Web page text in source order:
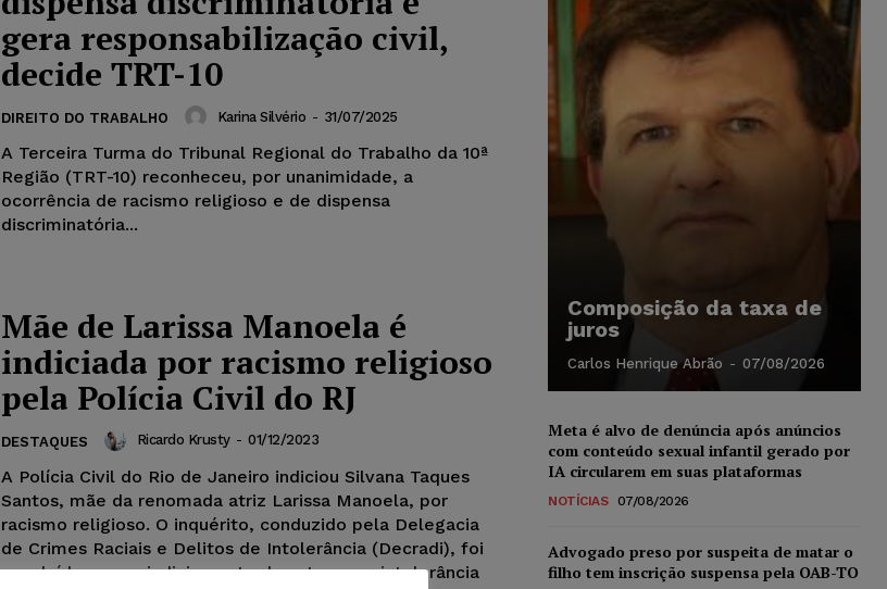
gera responsabilização civil,
decide TRT-10
DIREITO DO TRABALHO Karina Silvério - 31/07/2025
A Terceira Turma do Tribunal Regional do Trabalho da 10ª
Região (TRT-10) reconheceu, por unanimidade, a
ocorrência de racismo religioso e de dispensa
discriminatória...
Mãe de Larissa Manoela é
indiciada por racismo religioso
pela Polícia Civil do RJ
DESTAQUES Ricardo Krusty - 01/12/2023
A Polícia Civil do Rio de Janeiro indiciou Silvana Taques
Santos, mãe da renomada atriz Larissa Manoela, por
racismo religioso. O inquérito, conduzido pela Delegacia
de Crimes Raciais e Delitos de Intolerância (Decradi), foi
concluído com o indiciamento da autora por intolerância
Composição da taxa de
juros
Carlos Henrique Abrão - 07/08/2026
Meta é alvo de denúncia após anúncios
com conteúdo sexual infantil gerado por
IA circularem em suas plataformas
NOTÍCIAS 07/08/2026
Advogado preso por suspeita de matar o
filho tem inscrição suspensa pela OAB-TO